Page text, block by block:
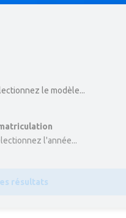
le modèle...
l'année...
résultats